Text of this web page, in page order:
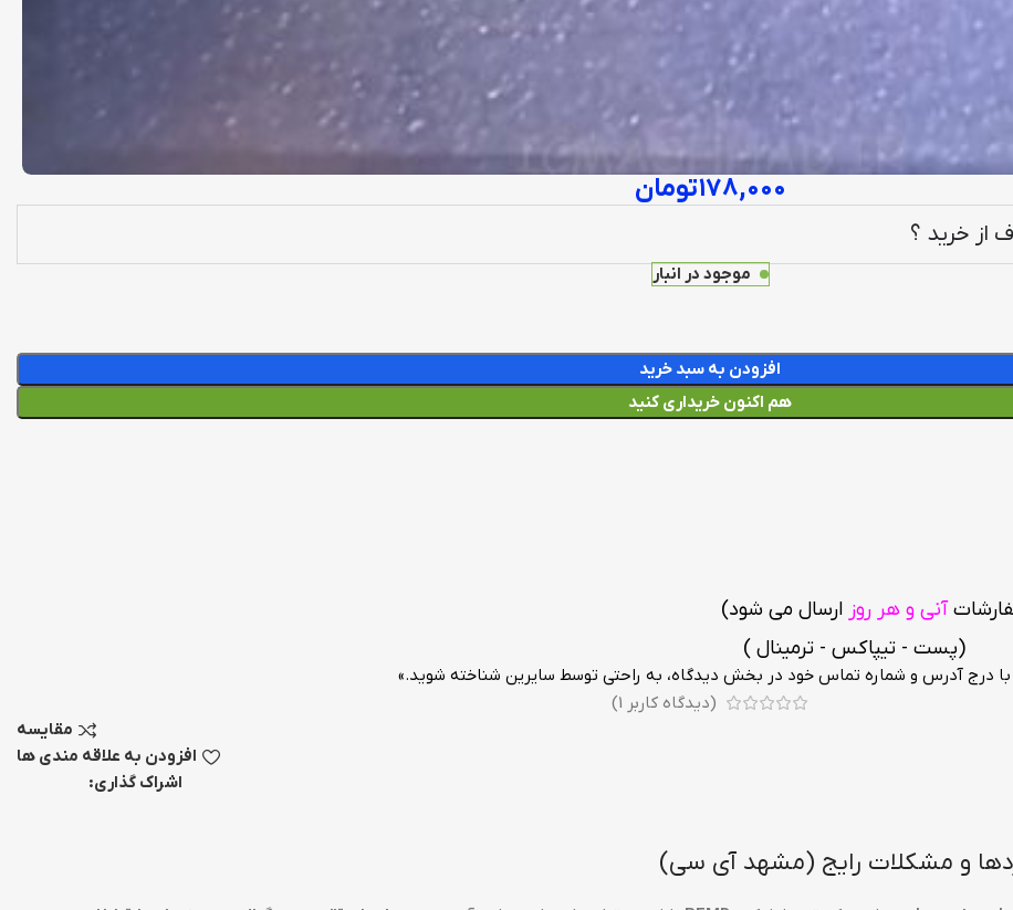
۱۷۸,۰۰۰تومان
از خرید ؟
موجود در انبار
افزودن به سبد خرید
هم اکنون خریداری کنید
آنی و هر روز ارسال می شود)
تیپاکس - ترمینال )
با درج آدرس و شماره تماس خود در بخش دیدگاه، به راحتی توسط سایرین شناخته شوید.»
(دیدگاه کاربر 1
)
مقایسه
افزودن به علاقه مندی ها
اشراک گذاری: